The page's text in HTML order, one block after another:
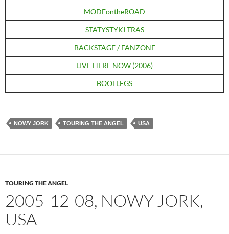
MODEontheROAD
STATYSTYKI TRAS
BACKSTAGE / FANZONE
LIVE HERE NOW (2006)
BOOTLEGS
NOWY JORK TOURING THE ANGEL USA
TOURING THE ANGEL
2005-12-08, NOWY JORK,
USA